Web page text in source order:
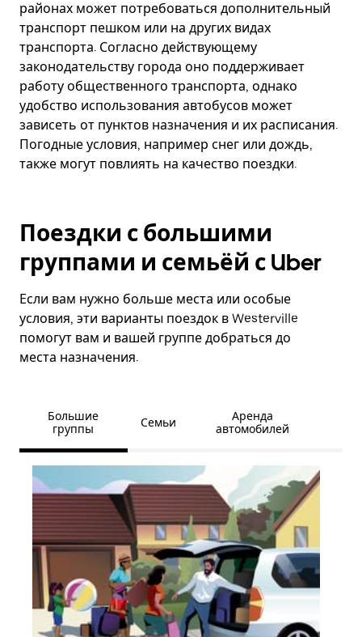
районах может потребоваться дополнительный
транспорт пешком или на других видах
транспорта. Согласно действующему
законодательству города оно поддерживает
работу общественного транспорта, однако
удобство использования автобусов может
зависеть от пунктов назначения и их расписания.
Погодные условия, например снег или дождь,
также могут повлиять на качество поездки.
Поездки с большими
группами и семьёй с Uber
Если вам нужно больше места или особые
условия, эти варианты поездок в Westerville
помогут вам и вашей группе добраться до
места назначения.
Большие
группы
Семьи
Аренда
автомобилей